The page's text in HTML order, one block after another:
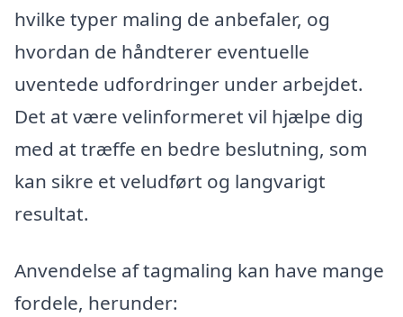
hvilke typer maling de anbefaler, og
hvordan de håndterer eventuelle
uventede udfordringer under arbejdet.
Det at være velinformeret vil hjælpe dig
med at træffe en bedre beslutning, som
kan sikre et veludført og langvarigt
resultat.
Anvendelse af tagmaling kan have mange
fordele, herunder: